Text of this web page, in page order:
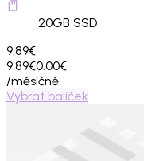
20GB SSD
9.89€
9.89€0.00€
/měsíčně
Vybrat balíček